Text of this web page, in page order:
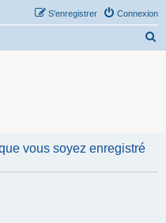
Connexion
S’enregistrer
vous soyez enregistré